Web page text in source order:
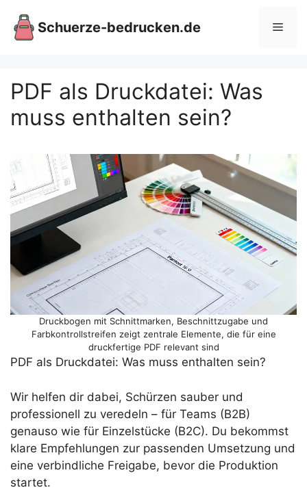
Inhalt
springen
Schuerze-bedrucken.de
PDF als Druckdatei: Was
muss enthalten sein?
Druckbogen mit Schnittmarken, Beschnittzugabe und
Farbkontrollstreifen zeigt zentrale Elemente, die für eine
druckfertige PDF relevant sind
PDF als Druckdatei: Was muss enthalten sein?
Wir helfen dir dabei, Schürzen sauber und
professionell zu veredeln – für Teams (B2B)
genauso wie für Einzelstücke (B2C). Du bekommst
klare Empfehlungen zur passenden Umsetzung und
eine verbindliche Freigabe, bevor die Produktion
startet.